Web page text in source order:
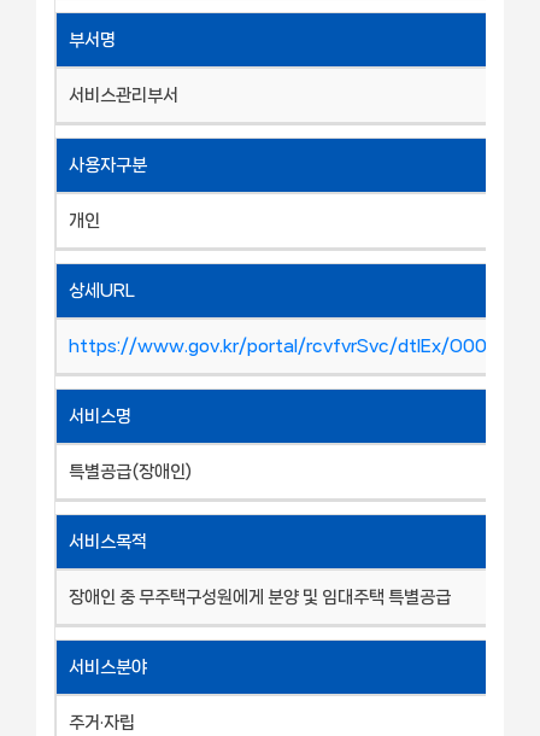
부서명
서비스관리부서
사용자구분
개인
상세URL
https://www.gov.kr/portal/rcvfvrSvc/dtlEx/
서비스명
특별공급(장애인)
서비스목적
장애인 중 무주택구성원에게 분양 및 임대주택 특별공급
서비스분야
주거·자립